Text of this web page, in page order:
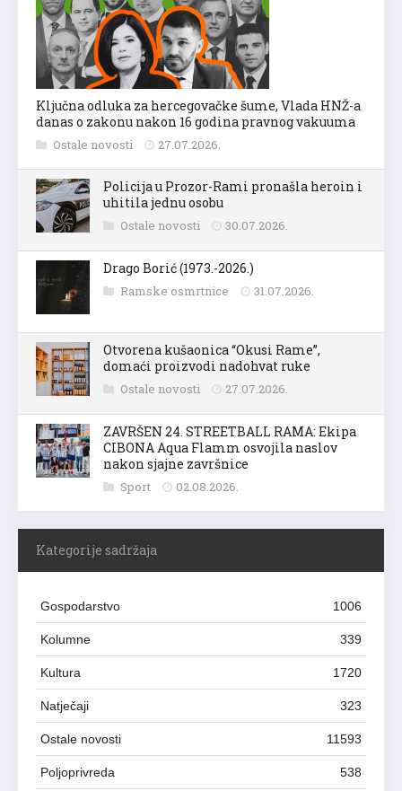
Ključna odluka za hercegovačke šume, Vlada HNŽ-a
danas o zakonu nakon 16 godina pravnog vakuuma
Ostale novosti 27.07.2026.
Policija u Prozor-Rami pronašla heroin i
uhitila jednu osobu
Ostale novosti 30.07.2026.
Drago Borić (1973.-2026.)
Ramske osmrtnice 31.07.2026.
Otvorena kušaonica “Okusi Rame”,
domaći proizvodi nadohvat ruke
Ostale novosti 27.07.2026.
ZAVRŠEN 24. STREETBALL RAMA: Ekipa
CIBONA Aqua Flamm osvojila naslov
nakon sjajne završnice
Sport 02.08.2026.
Kategorije sadržaja
Gospodarstvo 1006
Kolumne 339
Kultura 1720
Natječaji 323
Ostale novosti 11593
Poljoprivreda 538